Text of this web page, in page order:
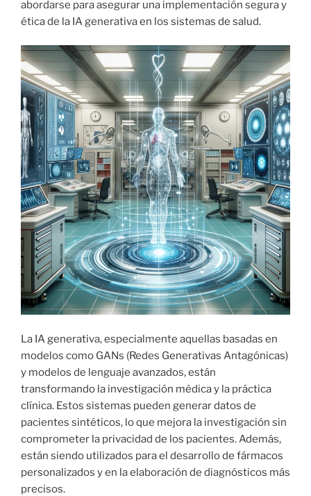
abordarse para asegurar una implementación segura y
ética de la IA generativa en los sistemas de salud.
La IA generativa, especialmente aquellas basadas en
modelos como GANs (Redes Generativas Antagónicas)
y modelos de lenguaje avanzados, están
transformando la investigación médica y la práctica
clínica. Estos sistemas pueden generar datos de
pacientes sintéticos, lo que mejora la investigación sin
comprometer la privacidad de los pacientes. Además,
están siendo utilizados para el desarrollo de fármacos
personalizados y en la elaboración de diagnósticos más
precisos.